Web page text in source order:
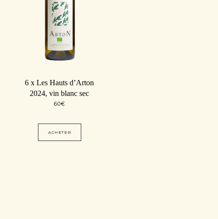
6 x Les Hauts d’Arton
2024, vin blanc sec
60€
ACHETER